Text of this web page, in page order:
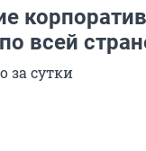
всей
за сутки